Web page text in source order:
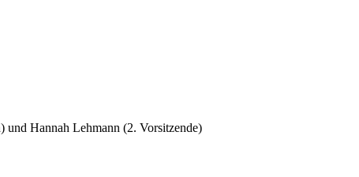
und Hannah Lehmann (2. Vorsitzende)